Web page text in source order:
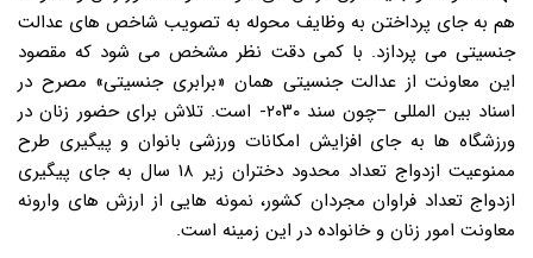
هم به جای پرداختن به وظایف محوله به تصویب شاخص های عدالت
جنسیتی می پردازد. با کمی دقت نظر مشخص می شود که مقصود
این معاونت از عدالت جنسیتی همان «برابری جنسیتی» مصرح در
اسناد بین المللی –چون سند ۲۰۳۰- است. تلاش برای حضور زنان در
ورزشگاه ها به جای افزایش امکانات ورزشی بانوان و پیگیری طرح
ممنوعیت ازدواج تعداد محدود دختران زیر ۱۸ سال به جای پیگیری
ازدواج تعداد فراوان مجردان کشور، نمونه هایی از ارزش های وارونه
معاونت امور زنان و خانواده در این زمینه است.